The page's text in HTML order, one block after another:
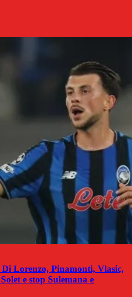
Lorenzo, Pinamonti, Vlasic,
e stop Sulemana e